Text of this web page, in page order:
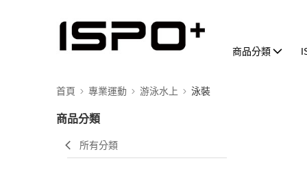
商品分類
首頁 專業運動 游泳水上 泳裝
商品分類
所有分類